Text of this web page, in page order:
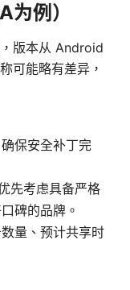
例）
版本从 Android
可能略有差异，
保安全补丁完
先考虑具备严格
碑的品牌。
量、预计共享时